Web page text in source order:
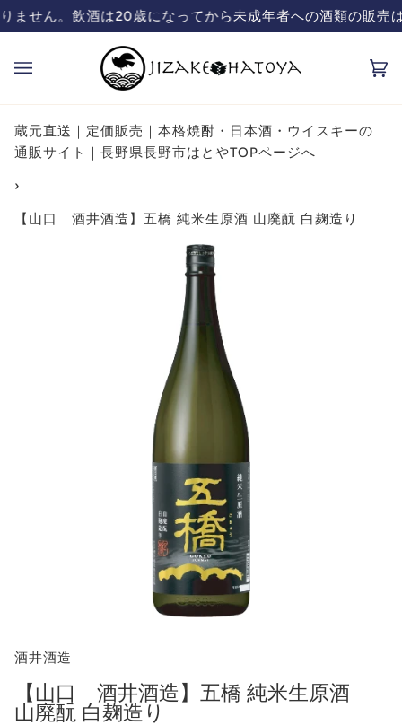
コ
ン
ツ
類の販売は致しておりません。飲酒は20歳になってから
蔵元直送の日本酒、焼酎販売「ハトヤ」
カ
ー
蔵元直送｜定価販売｜本格焼酎・日本酒・ウイスキーの
通販サイト｜長野県長野市はとやTOPページへ
›
【山口 酒井酒造】五橋 純米生原酒 山廃酛 白麹造り
酒井酒造
【山口 酒井酒造】五橋 純米生原酒
山廃酛 白麹造り